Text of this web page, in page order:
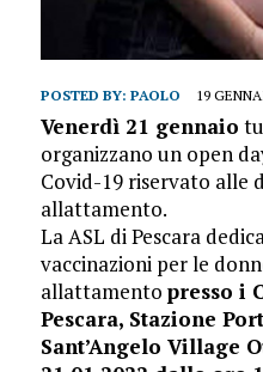
POSTED BY: PAOLO 19
Venerdì 21 gennaio
organizzano un open
Covid-19 riservato alle
allattamento.
La ASL di Pescara
vaccinazioni per le
allattamento presso i
Pescara, Stazione
Sant’Angelo Village